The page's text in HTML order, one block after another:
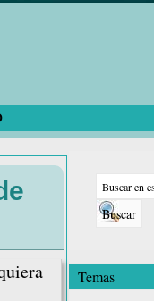
lateral
principal
en
esta
Temas